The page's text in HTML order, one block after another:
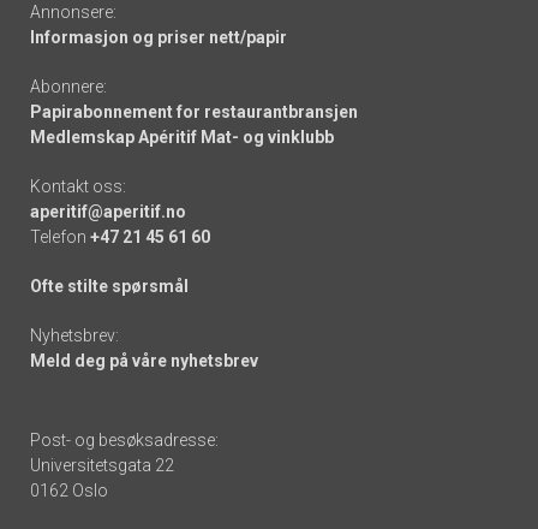
Annonsere:
Informasjon og priser nett/papir
Abonnere:
Papirabonnement for restaurantbransjen
Medlemskap Apéritif Mat- og vinklubb
Kontakt oss:
aperitif@aperitif.no
Telefon +47 21 45 61 60
Ofte stilte spørsmål
Nyhetsbrev:
Meld deg på våre nyhetsbrev
Post- og besøksadresse:
Universitetsgata 22
0162 Oslo